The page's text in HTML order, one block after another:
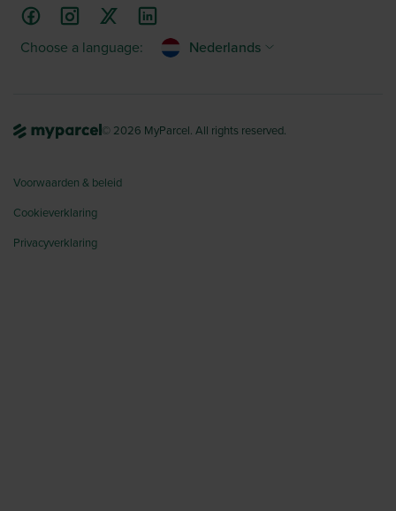
Choose a language: Nederlands
© 2026 MyParcel. All rights reserved.
Voorwaarden & beleid
Cookieverklaring
Privacyverklaring